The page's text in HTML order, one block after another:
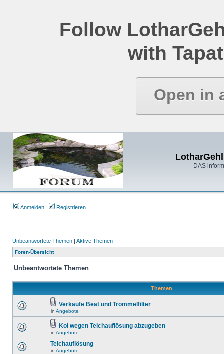
Follow
with
Open in
DAS
Anmelden Registrieren
Unbeantwortete Themen | Aktive Themen
Foren-Übersicht
Unbeantwortete Themen
Themen
Verkaufe Beat und Trommelfilter
in Angebote
Koi wegen Teichauflösung abzugeben
in Angebote
Teichauflösung
in Angebote